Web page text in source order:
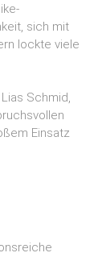
sich mit
lockte viele
Schmid,
Einsatz